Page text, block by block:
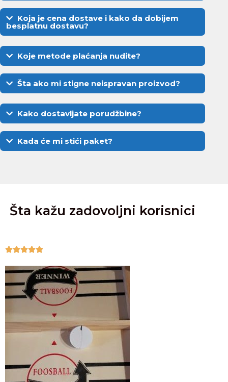
Koja je cena dostave i kako da dobijem
besplatnu dostavu?
Koje metode plaćanja nudite?
Šta ako mi stigne neispravan proizvod?
Kako dostavljate porudžbine?
Kada će mi stići paket?
Šta kažu zadovoljni korisnici
